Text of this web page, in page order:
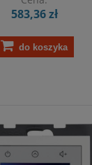
583,36 zł
do koszyka